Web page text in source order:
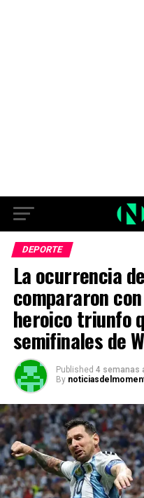
DEPORTE
La ocurrencia
compararon
heroico triunfo
semifinales de
Published 4 semanas
By